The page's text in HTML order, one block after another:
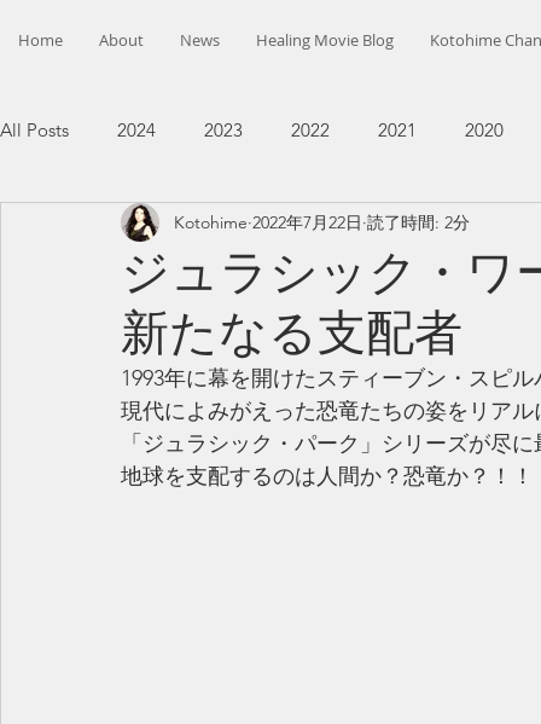
Home About News Healing Movie Blog Kotohime
All Posts 2024 2023 2022 2021 2020
ジュラシ
新たなる支配者
Kotohime 2022年7月22日 読了時間: 2分
1993年に幕を開けたスティーブン・スピ
現代によみがえった恐竜たちの姿をリア
「ジュラシック・パーク」シリーズが尽
地球を支配するのは人間か？恐竜か？！！